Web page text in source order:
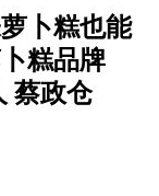
卜糕也能
糕品牌
蔡政仓